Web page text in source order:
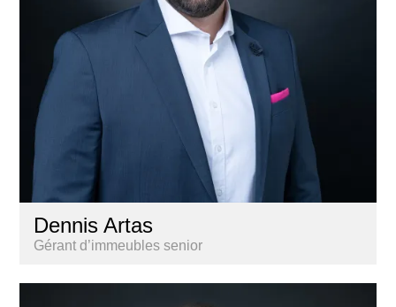
Dennis Artas
Gérant d’immeubles senior